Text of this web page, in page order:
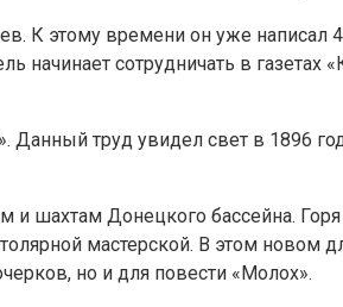
К этому времени он уже
сотрудничать в газетах
труд увидел свет в 1896
и шахтам Донецкого бассейна.
мастерской. В этом новом
но и для повести «Молох».